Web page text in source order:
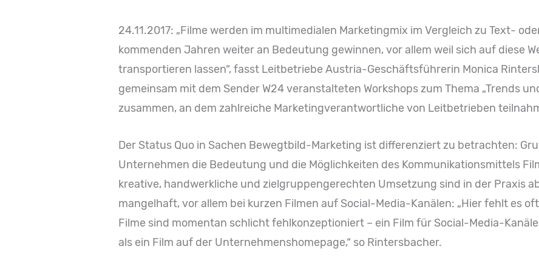
24.11.2017: „Filme werden im multimedialen Marketingmix im Vergleich zu Text-
kommenden Jahren weiter an Bedeutung gewinnen, vor allem weil sich auf diese
transportieren lassen“, fasst Leitbetriebe Austria-Geschäftsführerin Monica
gemeinsam mit dem Sender W24 veranstalteten Workshops zum Thema „Trends
zusammen, an dem zahlreiche Marketingverantwortliche von Leitbetrieben
Der Status Quo in Sachen Bewegtbild-Marketing ist differenziert zu betrachten:
Unternehmen die Bedeutung und die Möglichkeiten des Kommunikationsmittels
kreative, handwerkliche und zielgruppengerechten Umsetzung sind in der Praxis
mangelhaft, vor allem bei kurzen Filmen auf Social-Media-Kanälen: „Hier fehlt es
Filme sind momentan schlicht fehlkonzeptioniert – ein Film für Social-Media-
als ein Film auf der Unternehmenshomepage,“ so Rintersbacher.